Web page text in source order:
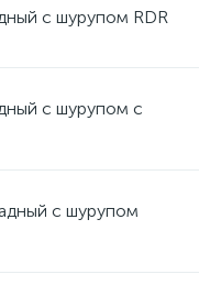
с шурупом RDR
с шурупом с
с шурупом